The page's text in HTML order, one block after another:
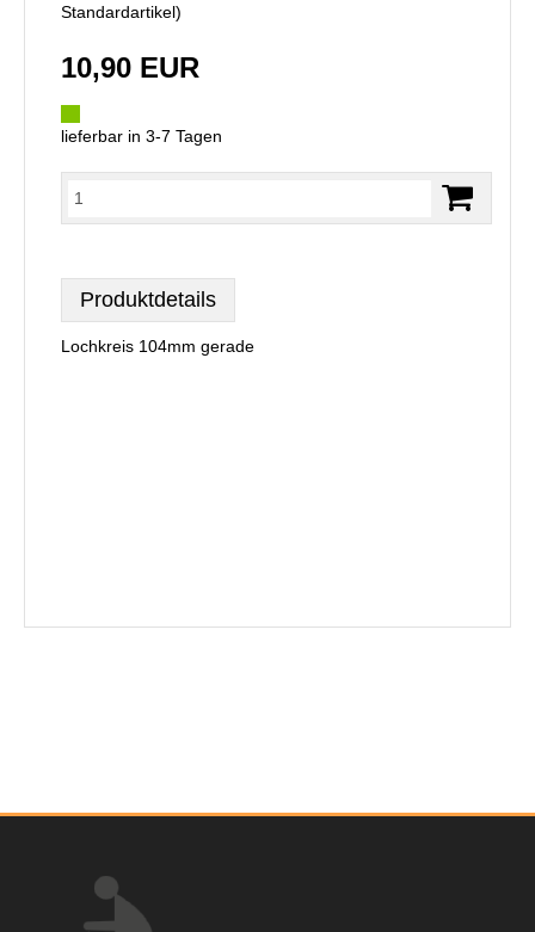
Standardartikel)
10,90 EUR
lieferbar in 3-7 Tagen
Produktdetails
Lochkreis 104mm gerade